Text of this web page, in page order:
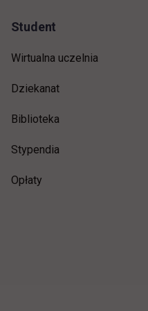
Student
Wirtualna uczelnia
Dziekanat
Biblioteka
Stypendia
Opłaty